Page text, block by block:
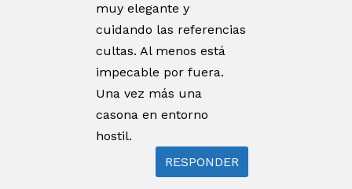
muy elegante y
cuidando las referencias
cultas. Al menos está
impecable por fuera.
Una vez más una
casona en entorno
hostil.
RESPONDER